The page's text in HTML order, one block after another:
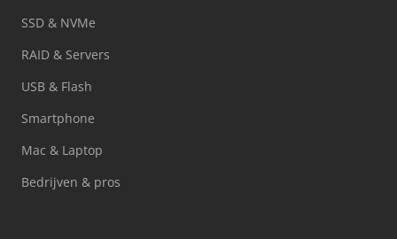
SSD & NVMe
RAID & Servers
USB & Flash
Smartphone
Mac & Laptop
Bedrijven & pros